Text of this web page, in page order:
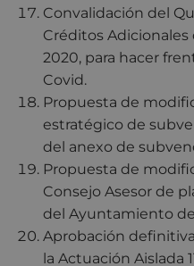
Convalidación del
Créditos
2020, para hacer
Covid.
Propuesta de
estratégico de
del anexo de
Propuesta de
Consejo Asesor de
del Ayuntamiento
Aprobación
la Actuación Aislada